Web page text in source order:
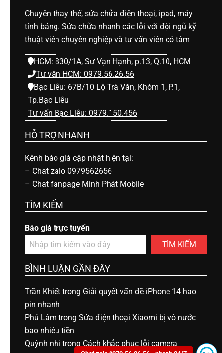
Chuyên thay thế, sửa chữa điện thoại, ipad, máy
tính bảng. Sửa chữa nhanh các lỗi với đội ngũ kỹ
thuật viên chuyên nghiệp và tư vấn viên có tâm
HCM: 830/1A, Sư Vạn Hạnh, p.13, Q.10, HCM
Tư vấn HCM: 0979.56.26.56
Bạc Liêu: 67B/10 Lộ Trà Văn, Khóm 1, P.1,
Tp.Bạc Liêu
Tư vấn Bạc Liêu: 0979.150.456
HỖ TRỢ NHANH
Kênh báo giá cập nhật hiện tại:
– Chat zalo 0979562656
– Chat fanpage Minh Phát Mobile
TÌM KIẾM
Báo giá trực tuyến
TÌM KIẾM
BÌNH LUẬN GẦN ĐÂY
Trần Khiết trong Giải quyết vấn đề iPhone 14 hao
pin nhanh
Phú Lâm trong Sửa điện thoại Xiaomi bị vô nước
bao nhiêu tiền
Quỳnh nhi trong Cách khắc phục lỗi camera